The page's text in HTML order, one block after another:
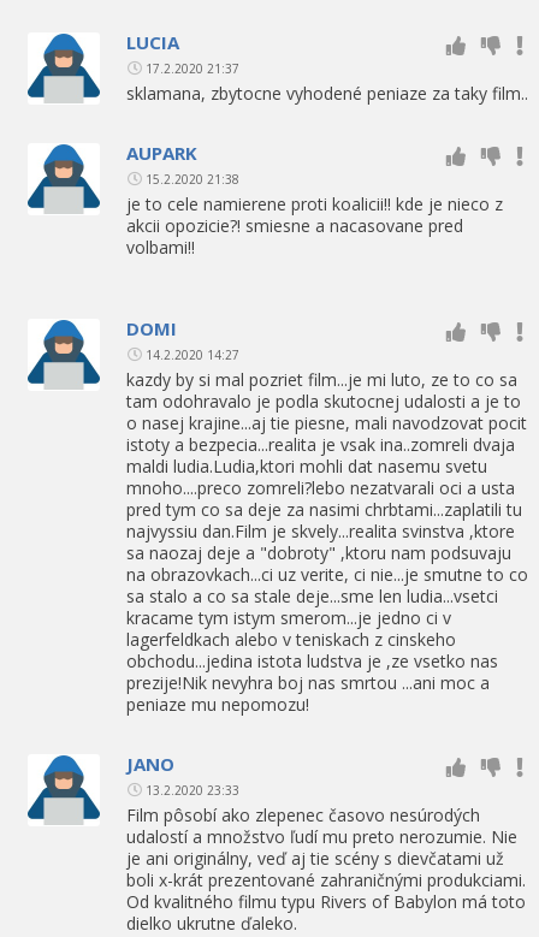
LUCIA
17.2.2020 21:37
sklamana, zbytocne vyhodené peniaze za taky film..
AUPARK
15.2.2020 21:38
je to cele namierene proti koalicii!! kde je nieco z
akcii opozicie?! smiesne a nacasovane pred
volbami!!
DOMI
14.2.2020 14:27
kazdy by si mal pozriet film...je mi luto, ze to co sa
tam odohravalo je podla skutocnej udalosti a je to
o nasej krajine...aj tie piesne, mali navodzovat pocit
istoty a bezpecia...realita je vsak ina..zomreli dvaja
maldi ludia.Ludia,ktori mohli dat nasemu svetu
mnoho....preco zomreli?lebo nezatvarali oci a usta
pred tym co sa deje za nasimi chrbtami...zaplatili tu
najvyssiu dan.Film je skvely...realita svinstva ,ktore
sa naozaj deje a "dobroty" ,ktoru nam podsuvaju
na obrazovkach...ci uz verite, ci nie...je smutne to co
sa stalo a co sa stale deje...sme len ludia...vsetci
kracame tym istym smerom...je jedno ci v
lagerfeldkach alebo v teniskach z cinskeho
obchodu...jedina istota ludstva je ,ze vsetko nas
prezije!Nik nevyhra boj nas smrtou ...ani moc a
peniaze mu nepomozu!
JANO
13.2.2020 23:33
Film pôsobí ako zlepenec časovo nesúrodých
udalostí a množstvo ľudí mu preto nerozumie. Nie
je ani originálny, veď aj tie scény s dievčatami už
boli x-krát prezentované zahraničnými produkciami.
Od kvalitného filmu typu Rivers of Babylon má toto
dielko ukrutne ďaleko.